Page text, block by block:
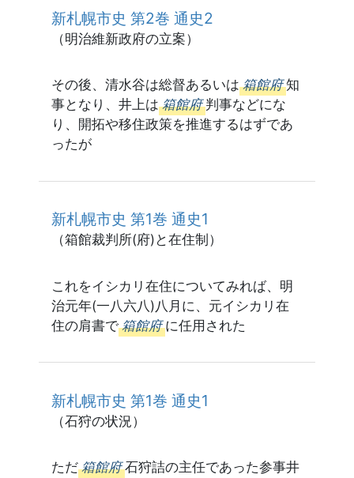
新札幌市史 第2巻 通史2
（明治維新政府の立案）
その後、清水谷は総督あるいは 箱館府 知
事となり、井上は 箱館府 判事などにな
り、開拓や移住政策を推進するはずであ
ったが
新札幌市史 第1巻 通史1
（箱館裁判所(府)と在住制）
これをイシカリ在住についてみれば、明
治元年(一八六八)八月に、元イシカリ在
住の肩書で 箱館府 に任用された
新札幌市史 第1巻 通史1
（石狩の状況）
ただ 箱館府 石狩詰の主任であった参事井